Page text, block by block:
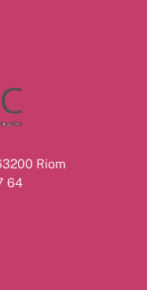
Riom
64